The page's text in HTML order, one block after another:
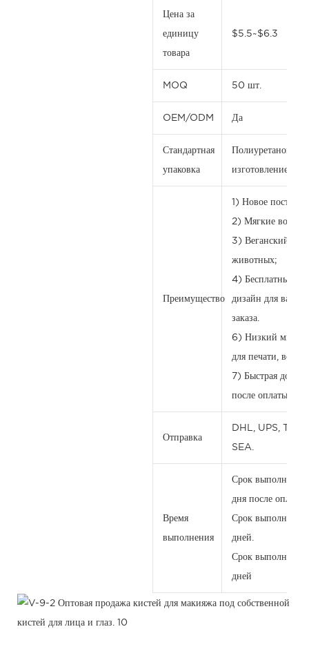
Цена за
единицу
товара
$5.5~$6.3
MOQ 50 шт.
OEM/ODM Да
Стандартная
упаковка
Полиуретановый
изготовление на
Преимущество
1) Новое
2) Мягкие
3) Веганский
животных;
4) Бесплатный
дизайн для вас
заказа.
6) Низкий
для печати,
7) Быстрая
после оплаты.
Отправка
DHL, UPS,
SEA.
Время
выполнения
Срок выполнения
дня после оплаты.
Срок выполнения
дней.
Срок
дней